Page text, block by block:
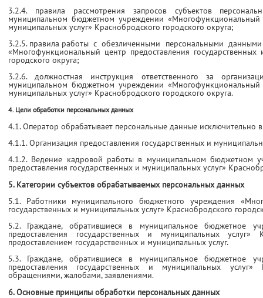
3.2.4. правила рассмотрения запросов субъектов
муниципальном бюджетном учреждении «Многофункциональный
муниципальных услуг» Краснобродского городского округа;
3.2.5. правила работы с обезличенными персональными
«Многофункциональный центр предоставления
городского округа;
3.2.6. должностная инструкция ответственного за
муниципальном бюджетном учреждении «Многофункциональный
муниципальных услуг» Краснобродского городского округа.
4. Цели обработки персональных данных
4.1. Оператор обрабатывает персональные данные исключительно
4.1.1. Организация предоставления государственных и
4.1.2. Ведение кадровой работы в муниципальном бюджетном
предоставления государственных и муниципальных услуг»
5. Категории субъектов обрабатываемых персональных данных
5.1. Работники муниципального бюджетного учреждения
государственных и муниципальных услуг» Краснобродского
5.2. Граждане, обратившиеся в муниципальное бюджетное
предоставления государственных и муниципальных услуг»
предоставлением государственных и муниципальных услуг.
5.3. Граждане, обратившиеся в муниципальное бюджетное
предоставления государственных и муниципальных
обращениями, жалобами, заявлениями.
6. Основные принципы обработки персональных данных